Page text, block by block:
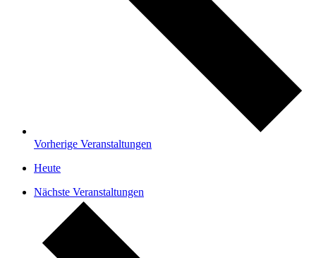
Vorherige Veranstaltungen
Heute
Nächste Veranstaltungen